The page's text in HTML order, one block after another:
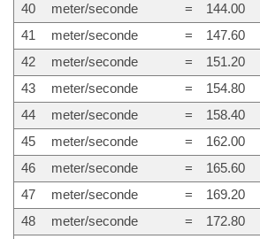
40
meter/seconde = 144.00
41
meter/seconde = 147.60
42
meter/seconde = 151.20
43
meter/seconde = 154.80
44
meter/seconde = 158.40
45
meter/seconde = 162.00
46
meter/seconde = 165.60
47
meter/seconde = 169.20
48
meter/seconde = 172.80